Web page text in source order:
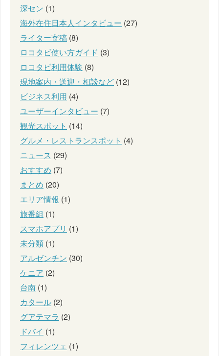
深セン (1)
海外在住日本人インタビュー (27)
ライター寄稿 (8)
ロコタビ使い方ガイド (3)
ロコタビ利用体験 (8)
現地案内・送迎・相談など (12)
ビジネス利用 (4)
ユーザーインタビュー (7)
観光スポット (14)
グルメ・レストランスポット (4)
ニュース (29)
おすすめ (7)
まとめ (20)
エリア情報 (1)
旅番組 (1)
スマホアプリ (1)
未分類 (1)
アルゼンチン (30)
ケニア (2)
台南 (1)
カタール (2)
グアテマラ (2)
ドバイ (1)
フィレンツェ (1)